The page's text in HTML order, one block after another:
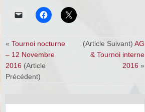
«Tournoi nocturne
– 12 Novembre
2016 (Article
Précédent)
(Article Suivant) AG
& Tournoi interne
2016 »